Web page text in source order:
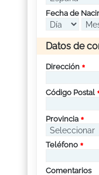
Fecha de
Datos de
Dirección
Código Postal
Provincia
Teléfono
Comentarios